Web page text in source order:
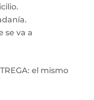
se va a
el mismo